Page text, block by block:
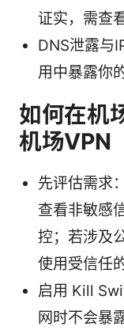
证实，需查
DNS泄露与
用中暴露你
如何在机
机场VPN
先评估需求
查看非敏感
控；若涉及
使用受信任
启用 Kill
网时不会暴